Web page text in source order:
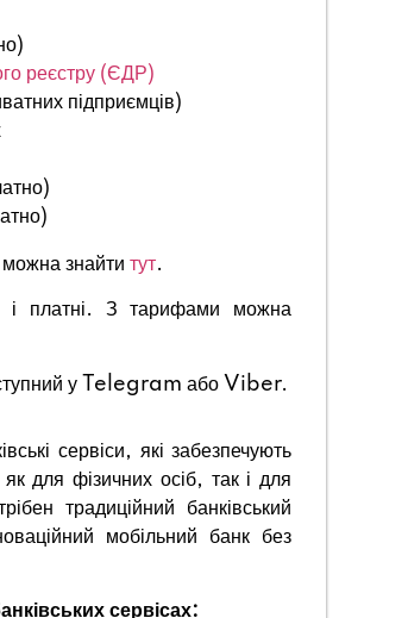
реєстру (ЄДР)
підприємців)
можна знайти тут.
і платні. З тарифами можна
у Telegram або Viber.
сервіси, які забезпечують
як для фізичних осіб, так і для
традиційний банківський
мобільний банк без
сервісах: